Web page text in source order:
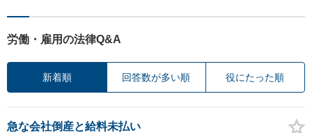
労働・雇用の法律Q&A
新着順 回答数が多い順 役にたった順
急な会社倒産と給料未払い